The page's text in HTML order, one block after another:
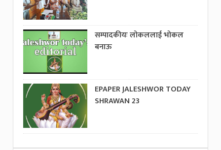
सम्पादकीयः लोकललाई भोकल
बनाऊ
EPAPER JALESHWOR TODAY
SHRAWAN 23